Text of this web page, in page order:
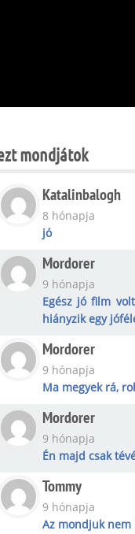
mondjátok
Katalinbalogh
8 hónapja
jó
Mordorer
9 hónapja
Egész jó film
hiányzik egy
Mordorer
9 hónapja
Ma megyek rá,
Mordorer
9 hónapja
Én majd csak
Tommy
9 hónapja
Az mondjuk